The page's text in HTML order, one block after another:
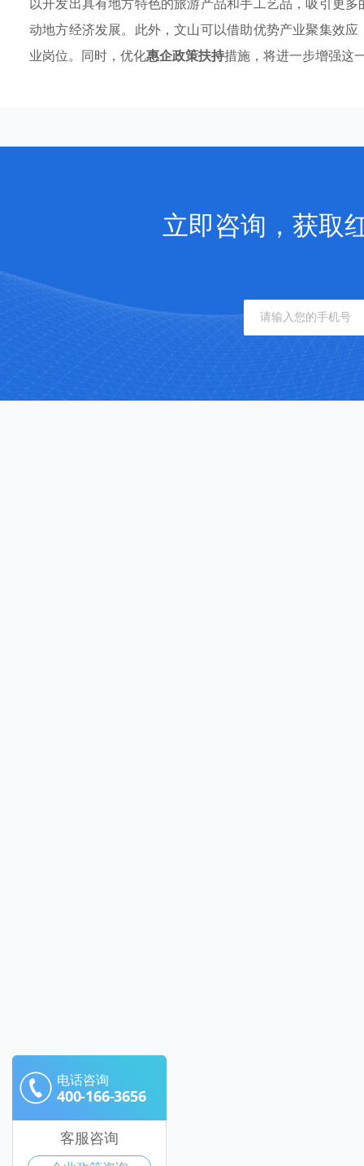
动地方经济发展。此外，文山可以借助优势产业聚集效
业岗位。同时，优化惠企政策扶持措施，将进一步增强这
电话咨询
400-166-3656
客服咨询
立即咨询，获取